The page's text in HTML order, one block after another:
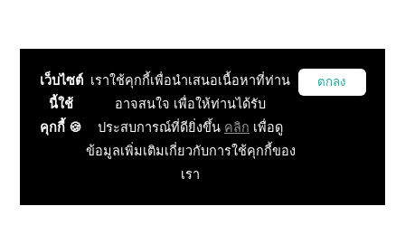
เว็บไซต์
นี้ใช้
คุกกี้ 🍪
เราใช้คุกกี้เพื่อนำเสนอเนื้อหาที่ท่าน
อาจสนใจ เพื่อให้ท่านได้รับ
ประสบการณ์ที่ดียิ่งขึ้น คลิก เพื่อดู
ข้อมูลเพิ่มเติมเกี่ยวกับการใช้คุกกี้ของ
เรา
ตกลง